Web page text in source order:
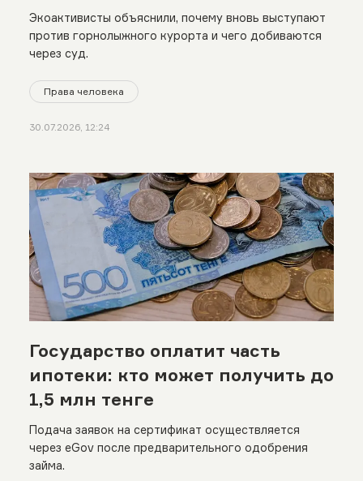
борьбы за Кок-Жайляу»
Экоактивисты объяснили, почему вновь выступают
против горнолыжного курорта и чего добиваются
через суд.
Права человека
30.07.2026, 12:24
Государство оплатит часть
ипотеки: кто может получить до
1,5 млн тенге
Подача заявок на сертификат осуществляется
через eGov после предварительного одобрения
займа.